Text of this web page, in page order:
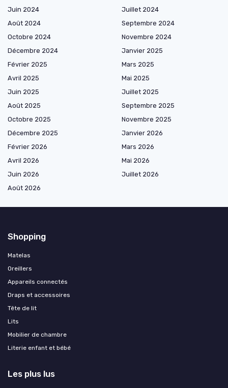
Juin 2024
Juillet 2024
Août 2024
Septembre 2024
Octobre 2024
Novembre 2024
Décembre 2024
Janvier 2025
Février 2025
Mars 2025
Avril 2025
Mai 2025
Juin 2025
Juillet 2025
Août 2025
Septembre 2025
Octobre 2025
Novembre 2025
Décembre 2025
Janvier 2026
Février 2026
Mars 2026
Avril 2026
Mai 2026
Juin 2026
Juillet 2026
Août 2026
Shopping
Matelas
Oreillers
Appareils connectés
Draps et accessoires
Tête de lit
Lits
Mobilier de chambre
Literie enfant et bébé
Les plus lus